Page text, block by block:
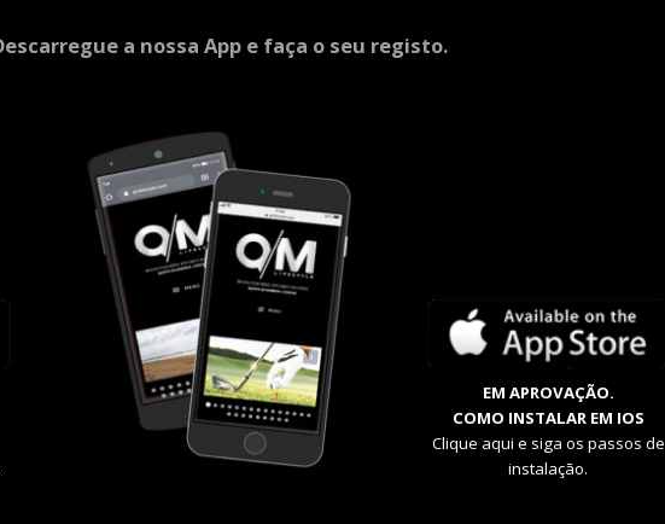
a nossa App e faça o seu registo.
EM APROVAÇÃO.
COMO INSTALAR EM IOS
Clique aqui e siga os passos de
instalação.